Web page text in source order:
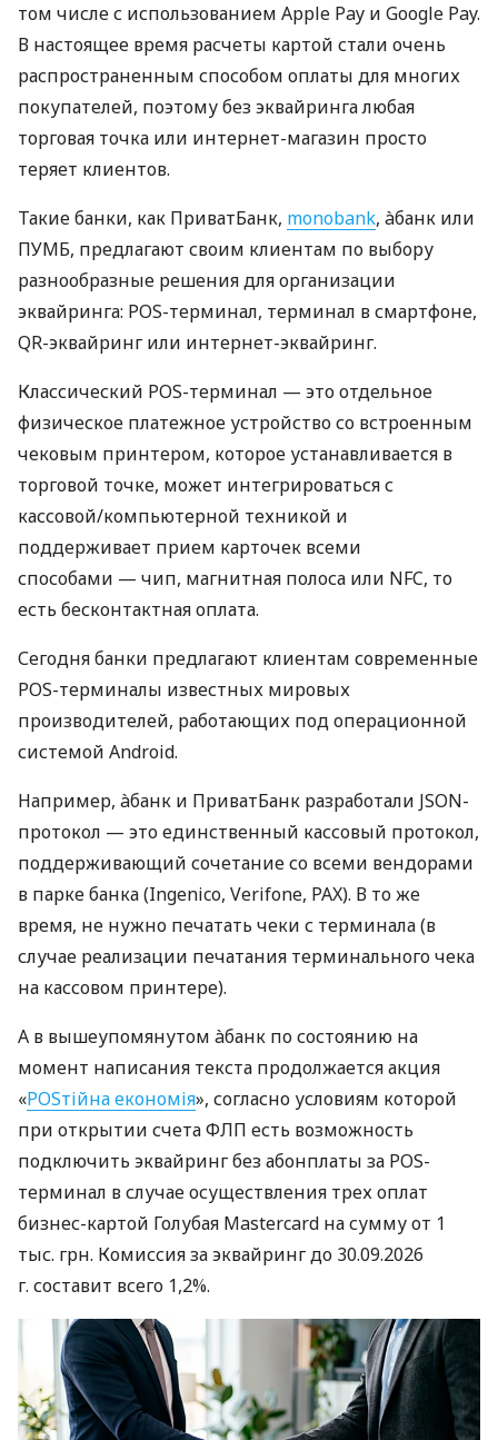
том числе с использованием Apple Pay и Google Pay.
В настоящее время расчеты картой стали очень
распространенным способом оплаты для многих
покупателей, поэтому без эквайринга любая
торговая точка или интернет-магазин просто
теряет клиентов.
Такие банки, как ПриватБанк, monobank, àбанк или
ПУМБ, предлагают своим клиентам по выбору
разнообразные решения для организации
эквайринга: POS-терминал, терминал в смартфоне,
QR-эквайринг или интернет-эквайринг.
Классический POS-терминал — это отдельное
физическое платежное устройство со встроенным
чековым принтером, которое устанавливается в
торговой точке, может интегрироваться с
кассовой/компьютерной техникой и
поддерживает прием карточек всеми
способами — чип, магнитная полоса или NFC, то
есть бесконтактная оплата.
Сегодня банки предлагают клиентам современные
POS-терминалы известных мировых
производителей, работающих под операционной
системой Android.
Например, àбанк и ПриватБанк разработали JSON-
протокол — это единственный кассовый протокол,
поддерживающий сочетание со всеми вендорами
в парке банка (Ingenico, Verifone, PAX). В то же
время, не нужно печатать чеки с терминала (в
случае реализации печатания терминального чека
на кассовом принтере).
А в вышеупомянутом àбанк по состоянию на
момент написания текста продолжается акция
«POSтійна економія», согласно условиям которой
при открытии счета ФЛП есть возможность
подключить эквайринг без абонплаты за POS-
терминал в случае осуществления трех оплат
бизнес-картой Голубая Mastercard на сумму от 1
тыс. грн. Комиссия за эквайринг до 30.09.2026
г. составит всего 1,2%.